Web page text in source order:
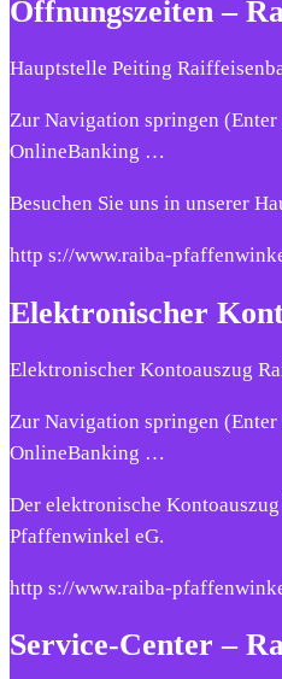
Öffnungszeiten –
Hauptstelle Peiting
Zur Navigation springen
OnlineBanking …
Besuchen Sie uns in unserer
http s://www.raiba-
Elektronischer
Elektronischer Kontoauszug
Zur Navigation springen
OnlineBanking …
Der elektronische
Pfaffenwinkel eG.
http s://www.raiba-
Service-Center –